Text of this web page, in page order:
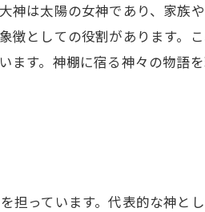
神は太陽の女神であり、家族
徴としての役割があります。
ます。神棚に宿る神々の物語
っています。代表的な神とし